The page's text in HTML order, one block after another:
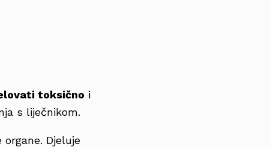
toksično i
s liječnikom.
Djeluje